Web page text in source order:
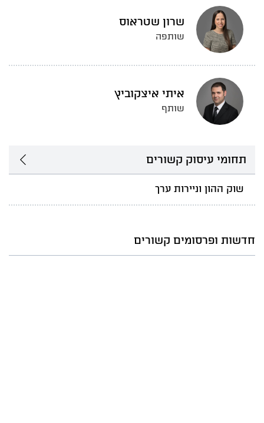
שרון שטראוס
שותפה
איתי איצקוביץ
שותף
תחומי עיסוק קשורים
שוק ההון וניירות ערך
חדשות ופרסומים קשורים